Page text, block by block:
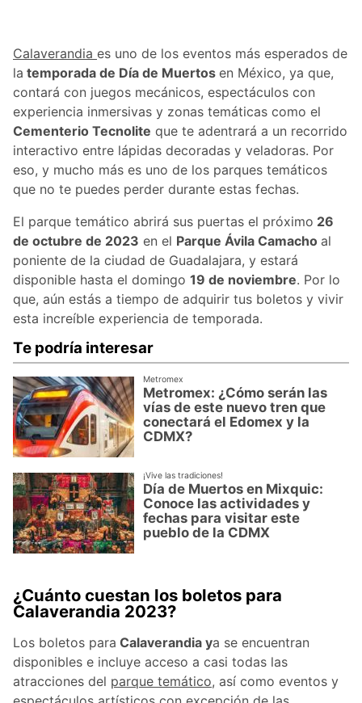
Calaverandia es uno de los eventos más esperados de
la temporada de Día de Muertos en México, ya que,
contará con juegos mecánicos, espectáculos con
experiencia inmersivas y zonas temáticas como el
Cementerio Tecnolite que te adentrará a un recorrido
interactivo entre lápidas decoradas y veladoras. Por
eso, y mucho más es uno de los parques temáticos
que no te puedes perder durante estas fechas.
El parque temático abrirá sus puertas el próximo 26
de octubre de 2023 en el Parque Ávila Camacho al
poniente de la ciudad de Guadalajara, y estará
disponible hasta el domingo 19 de noviembre. Por lo
que, aún estás a tiempo de adquirir tus boletos y vivir
esta increíble experiencia de temporada.
Te podría interesar
Metromex
Metromex: ¿Cómo serán las
vías de este nuevo tren que
conectará el Edomex y la
CDMX?
¡Vive las tradiciones!
Día de Muertos en Mixquic:
Conoce las actividades y
fechas para visitar este
pueblo de la CDMX
¿Cuánto cuestan los boletos para
Calaverandia 2023?
Los boletos para Calaverandia ya se encuentran
disponibles e incluye acceso a casi todas las
atracciones del parque temático, así como eventos y